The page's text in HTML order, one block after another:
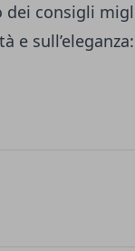
dei consigli
e